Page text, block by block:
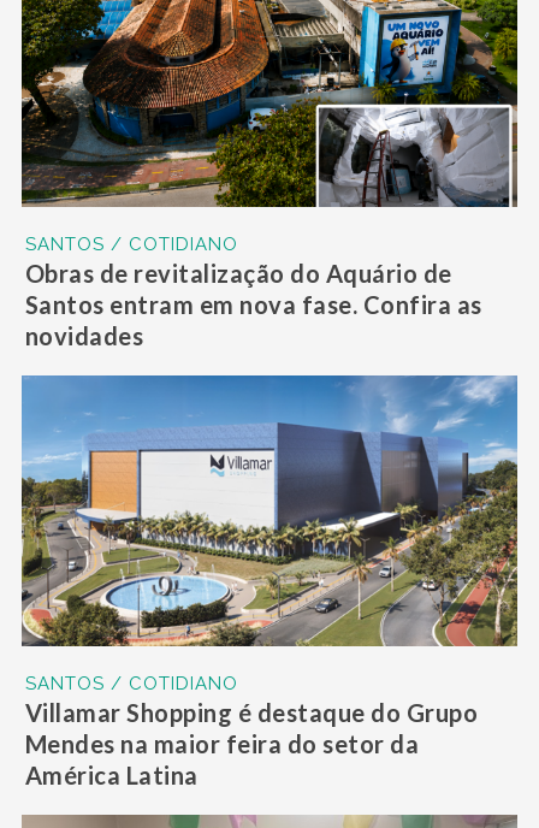
SANTOS / COTIDIANO
Obras de revitalização do Aquário de
Santos entram em nova fase. Confira as
novidades
SANTOS / COTIDIANO
Villamar Shopping é destaque do Grupo
Mendes na maior feira do setor da
América Latina